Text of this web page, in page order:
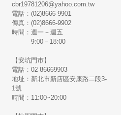
cbr19781206@yahoo.com.tw
電話：(02)8666-9901
傳真：(02)8666-9902
時間：週一－週五
9:00－18:00
【安坑門市】
電話：02-86669903
地址：新北市新店區安康路二段3-
1號
時間：11:00~20:00